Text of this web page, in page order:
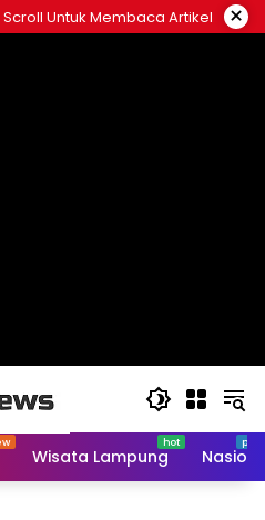
Scroll Untuk Membaca Artikel ×
Wisata Lampung